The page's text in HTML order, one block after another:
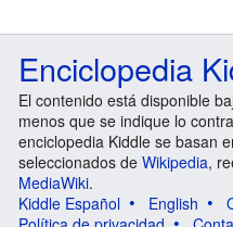
Enciclopedia
El contenido está disponible
menos que se indique lo
enciclopedia Kiddle se basan
seleccionados de Wikipedia,
MediaWiki.
Kiddle Español
English